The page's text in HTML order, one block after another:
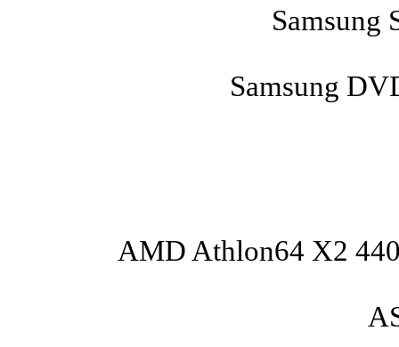
Samsung
Samsung
AMD Athlon64 X2